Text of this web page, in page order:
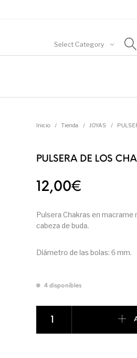
Select Category
CONSUMO
Inicio / Tienda / JOYAS /
PULSERA DE LOS
12,00€
Pulsera Chakras en macrame
cabeza de buda.
Diámetro de las bolas: 6 mm.
4 disponibles